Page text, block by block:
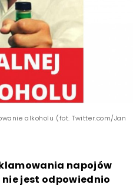
alkoholu (fot. Twitter.com/Jan
napojów
jest odpowiednio